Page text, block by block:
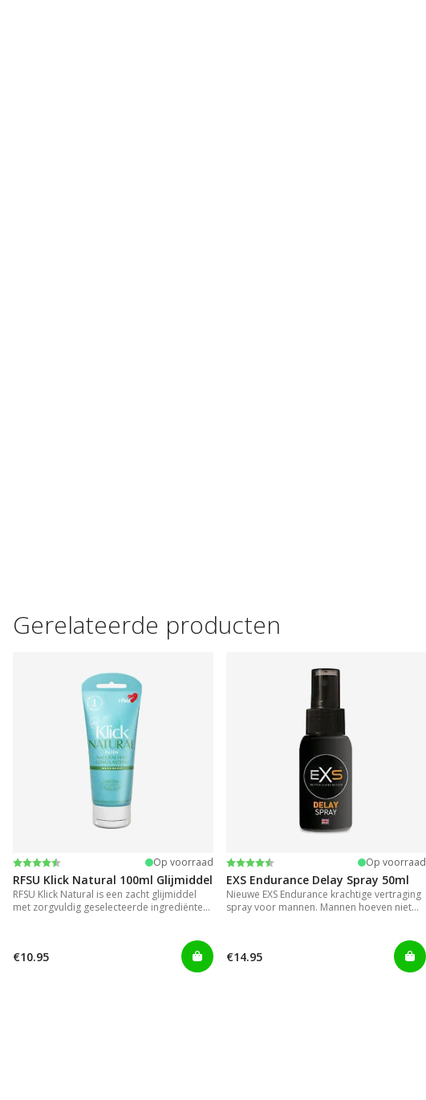
Gerelateerde producten
Beoordeling:
4.2 uit 5 sterren Op voorraad
RFSU Klick Natural 100ml Glijmiddel
RFSU Klick Natural is een zacht glijmiddel
met zorgvuldig geselecteerde ingrediënten.
€10.95
Beoordeling:
4.3 uit 5 sterren Op voorraad
EXS Endurance Delay Spray 50ml
Nieuwe EXS Endurance krachtige vertraging
spray voor mannen. Mannen hoeven niet
€14.95